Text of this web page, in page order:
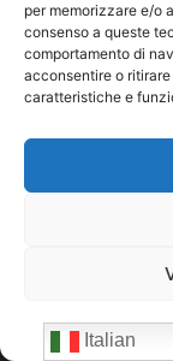
per memorizzare e/o
consenso a queste
comportamento di
acconsentire o
caratteristiche e
Italian